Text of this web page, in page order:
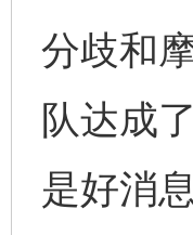
分歧和
队达成
是好消